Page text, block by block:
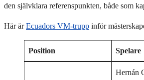
den självklara referenspunkten, både som
Här ärEcuadors VM-trupp inför
Position Spelare
Hernán